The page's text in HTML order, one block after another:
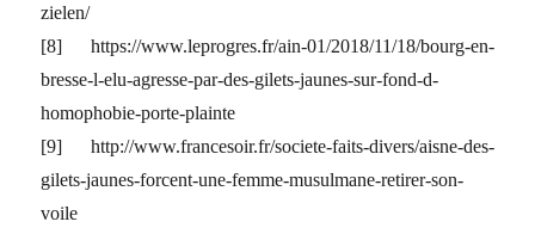
zielen/
[8] https://www.leprogres.fr/ain-01/2018/11/18/bourg-en-
bresse-l-elu-agresse-par-des-gilets-jaunes-sur-fond-d-
homophobie-porte-plainte
[9] http://www.francesoir.fr/societe-faits-divers/aisne-des-
gilets-jaunes-forcent-une-femme-musulmane-retirer-son-
voile